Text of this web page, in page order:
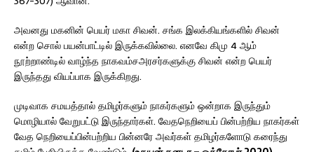
அவனது மகனின் பெயர் மகா சிவன். சங்க இலக்கியங்களில் சிவன்
என்ற சொல் பயன்பாட்டில் இருக்கவில்லை. எனவே கிமு 4 ஆம்
நூற்றாண்டில் வாழ்ந்த நாகவம்சஅரசர்களுக்கு சிவன் என்ற பெயர்
இருந்தது வியப்பாக இருக்கிறது.
முடிவாக சமயத்தால் தமிழர்களும் நாகர்களும் ஒன்றாக இருந்தும்
மொழியால் வேறுபட்டு இருந்தார்கள். வேதநெறியைப் பின்பற்றிய நாகர்கள்
வேத நெறியைப்பின்பற்றிய பின்னரே அவர்கள் தமிழர்களோடு கரைந்து